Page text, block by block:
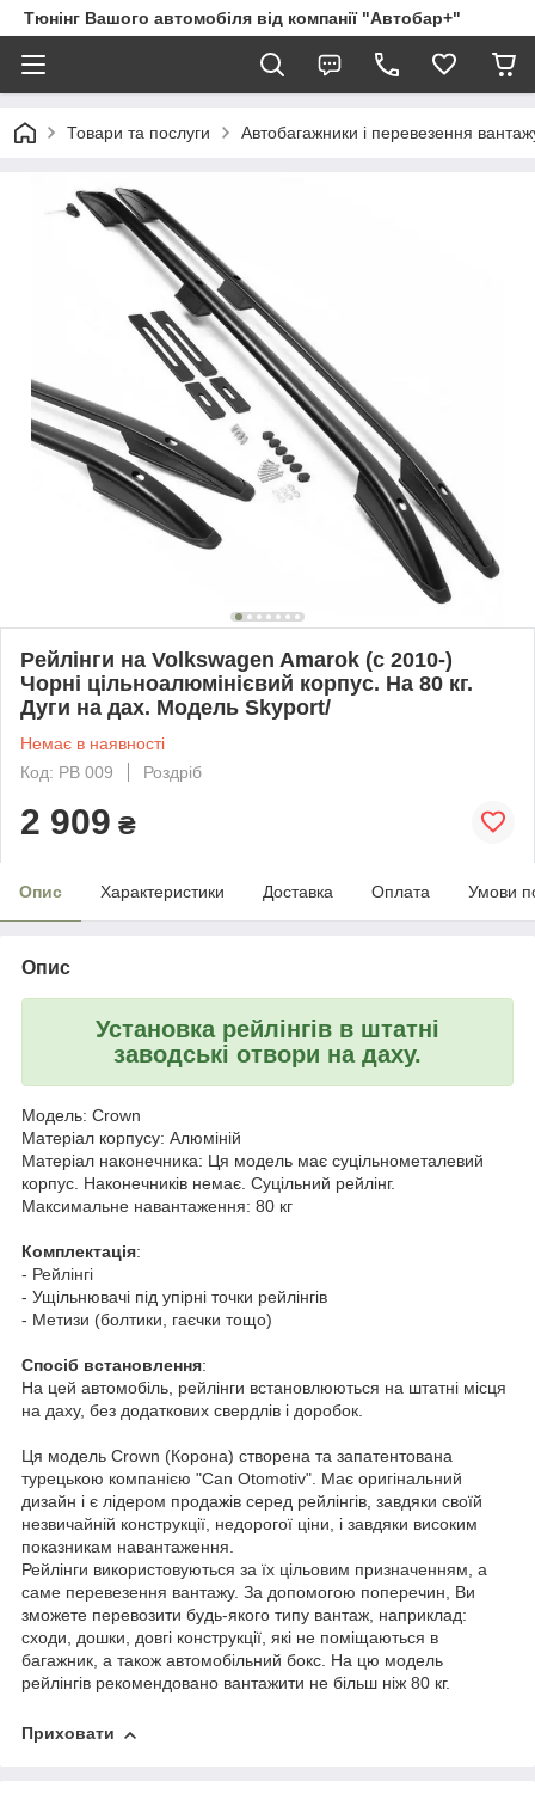
Тюнінг Вашого автомобіля від компанії "Автобар+"
Товари та послуги Автобагажники і перевезення
Рейлінги на Volkswagen Amarok (c 2010-)
Чорні цільноалюмінієвий корпус. На 80 кг.
Дуги на дах. Модель Skyport/
Немає в наявності
Код: PB 009
Роздріб
2 909 ₴
Опис Характеристики Доставка Оплата Умови
Опис
Установка рейлінгів в штатні
заводські отвори на даху.
Модель: Crown
Матеріал корпусу: Алюміній
Матеріал наконечника: Ця модель має суцільнометалевий
корпус. Наконечників немає. Суцільний рейлінг.
Максимальне навантаження: 80 кг
Комплектація:
- Рейлінгі
- Ущільнювачі під упірні точки рейлінгів
- Метизи (болтики, гаєчки тощо)
Спосіб встановлення:
На цей автомобіль, рейлінги встановлюються на штатні місця
на даху, без додаткових свердлів і доробок.
Ця модель Crown (Корона) створена та запатентована
турецькою компанією "Can Otomotiv". Має оригінальний
дизайн і є лідером продажів серед рейлінгів, завдяки своїй
незвичайній конструкції, недорогої ціни, і завдяки високим
показникам навантаження.
Рейлінги використовуються за їх цільовим призначенням, а
саме перевезення вантажу. За допомогою поперечин, Ви
зможете перевозити будь-якого типу вантаж, наприклад:
сходи, дошки, довгі конструкції, які не поміщаються в
багажник, а також автомобільний бокс. На цю модель
рейлінгів рекомендовано вантажити не більш ніж 80 кг.
Приховати